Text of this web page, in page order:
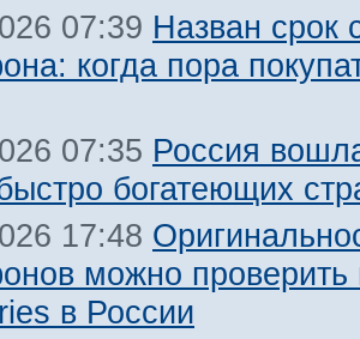
07:39 Назван срок
когда пора
07:35 Россия
богатеющих
17:48
можно проверить
в России